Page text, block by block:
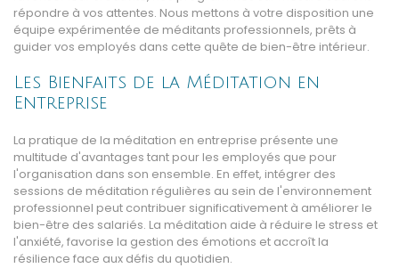
répondre à vos attentes. Nous mettons à votre disposition une
équipe expérimentée de méditants professionnels, prêts à
guider vos employés dans cette quête de bien-être intérieur.
Les Bienfaits de la Méditation en
Entreprise
La pratique de la méditation en entreprise présente une
multitude d'avantages tant pour les employés que pour
l'organisation dans son ensemble. En effet, intégrer des
sessions de méditation régulières au sein de l'environnement
professionnel peut contribuer significativement à améliorer le
bien-être des salariés. La méditation aide à réduire le stress et
l'anxiété, favorise la gestion des émotions et accroît la
résilience face aux défis du quotidien.